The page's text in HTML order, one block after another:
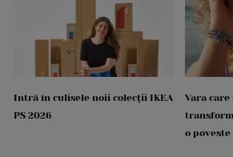
Intră în culisele noii colecții IKEA
PS 2026
Vara care
o